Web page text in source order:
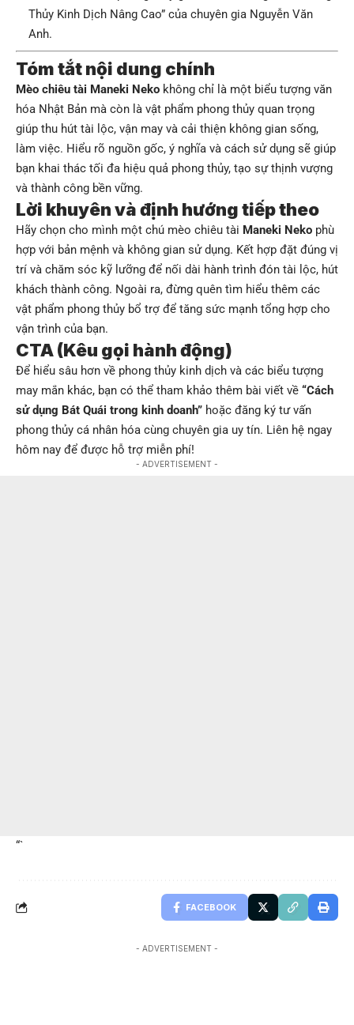
Thủy Kinh Dịch Nâng Cao” của chuyên gia Nguyễn Văn
Anh.
Tóm tắt nội dung chính
Mèo chiêu tài Maneki Neko không chỉ là một biểu tượng văn
hóa Nhật Bản mà còn là vật phẩm phong thủy quan trọng
giúp thu hút tài lộc, vận may và cải thiện không gian sống,
làm việc. Hiểu rõ nguồn gốc, ý nghĩa và cách sử dụng sẽ giúp
bạn khai thác tối đa hiệu quả phong thủy, tạo sự thịnh vượng
và thành công bền vững.
Lời khuyên và định hướng tiếp theo
Hãy chọn cho mình một chú mèo chiêu tài Maneki Neko phù
hợp với bản mệnh và không gian sử dụng. Kết hợp đặt đúng vị
trí và chăm sóc kỹ lưỡng để nối dài hành trình đón tài lộc, hút
khách thành công. Ngoài ra, đừng quên tìm hiểu thêm các
vật phẩm phong thủy bổ trợ để tăng sức mạnh tổng hợp cho
vận trình của bạn.
CTA (Kêu gọi hành động)
Để hiểu sâu hơn về phong thủy kinh dịch và các biểu tượng
may mắn khác, bạn có thể tham khảo thêm bài viết về “Cách
sử dụng Bát Quái trong kinh doanh” hoặc đăng ký tư vấn
phong thủy cá nhân hóa cùng chuyên gia uy tín. Liên hệ ngay
hôm nay để được hỗ trợ miễn phí!
- ADVERTISEMENT -
“`
FACEBOOK
- ADVERTISEMENT -